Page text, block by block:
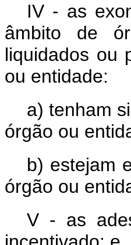
IV - as
âmbito de
liquidados ou
ou entidade:
a) tenham
órgão ou
b) estejam
órgão ou
V - as